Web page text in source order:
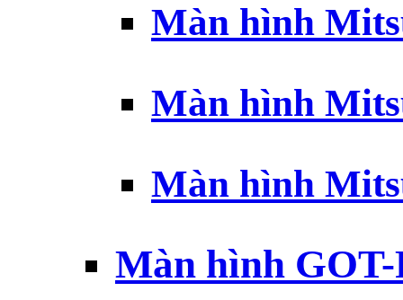
Màn hình
Màn hình
Màn hình
Màn hình GOT-